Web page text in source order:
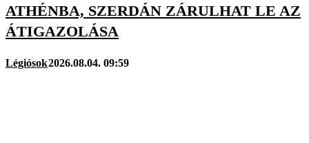
ATHÉNBA, SZERDÁN ZÁRULHAT LE AZ
ÁTIGAZOLÁSA
Légiósok2026.08.04. 09:59